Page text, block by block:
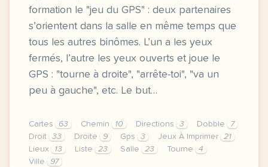
formation le "jeu du GPS" : deux partenaires
s’orientent dans la salle en même temps que
tous les autres binômes. L’un a les yeux
fermés, l’autre les yeux ouverts et joue le
GPS : "tourne à droite", "arrête-toi", "va un
peu à gauche", etc. Le but…
Cartes 63 Chemin 10 Directions 3 Dobble
7
Droit
33 Droite 9 Gps 3 Jeux À Imprimer
21
Lieux
13 Liste 23 Salle 23 Tourne
4
Ville
97